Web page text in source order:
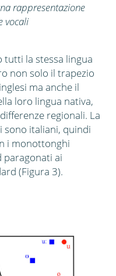
rappresentazione
vocali
tutti la stessa lingua
non solo il trapezio
ma anche il
loro lingua nativa,
regionali. La
sono italiani, quindi
i monottonghi
paragonati ai
(Figura 3).